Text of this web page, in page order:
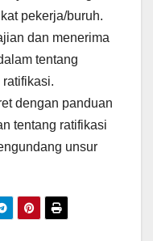
pekerja/buruh.
dan menerima
tentang
dengan panduan
tentang ratifikasi
unsur